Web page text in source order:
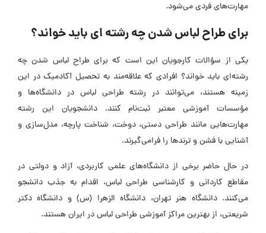
مهارت‌های فردی می‌شود.
برای طراح لباس شدن چه رشته ‌ای باید خواند؟
یکی از سؤالات کارجویان این است که برای طراح لباس شدن چه
رشته‌ای باید خواند؟ افرادی که علاقه‌مند به تحصیل آکادمیک در این
زمینه هستند، می‌توانند در رشته طراحی لباس در دانشگاه‌ها و
مؤسسات آموزشی معتبر ثبت‌نام کنند. دانشجویان این رشته‌
مهارت‌هایی مانند طراحی دستی، دوخت، شناخت پارچه، مدل‌سازی و
آشنایی با فشن و ترندها را فرامی‌گیرند.
در حال حاضر برخی از دانشگاه‌های علمی کاربردی، آزاد و دولتی در
مقاطع کاردانی و کارشناسی طراحی لباس، اقدام به جذب دانشجو
می‌کنند. دانشگاه هنر تهران، دانشگاه الزهرا (س) و دانشگاه دکتر
شریعتی، از بهترین مراکز آموزشی طراحی لباس در ایران هستند.